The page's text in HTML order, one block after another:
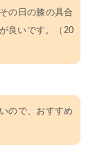
の日の膝の具合
良いです。（20
ので、おすすめ